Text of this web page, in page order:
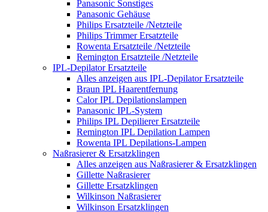
Panasonic Sonstiges
Panasonic Gehäuse
Philips Ersatzteile /Netzteile
Philips Trimmer Ersatzteile
Rowenta Ersatzteile /Netzteile
Remington Ersatzteile /Netzteile
IPL-Depilator Ersatzteile
Alles anzeigen aus IPL-Depilator Ersatzteile
Braun IPL Haarentfernung
Calor IPL Depilationslampen
Panasonic IPL-System
Philips IPL Depilierer Ersatzteile
Remington IPL Depilation Lampen
Rowenta IPL Depilations-Lampen
Naßrasierer & Ersatzklingen
Alles anzeigen aus Naßrasierer & Ersatzklingen
Gillette Naßrasierer
Gillette Ersatzklingen
Wilkinson Naßrasierer
Wilkinson Ersatzklingen